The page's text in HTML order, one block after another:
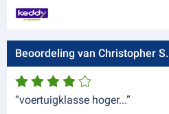
Beoordeling van Christopher S.
“voertuigklasse hoger...”